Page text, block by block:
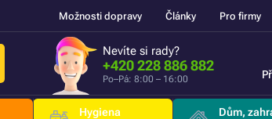
Možnosti dopravy Články Pro firmy
Nevíte si rady?
+420 228 886 882
Po–Pá: 8:00 – 16:00
Hygiena
Dům,